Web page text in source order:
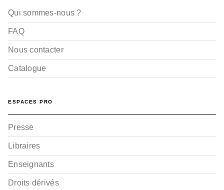
Qui sommes-nous ?
FAQ
Nous contacter
Catalogue
ESPACES PRO
Presse
Libraires
Enseignants
Droits dérivés